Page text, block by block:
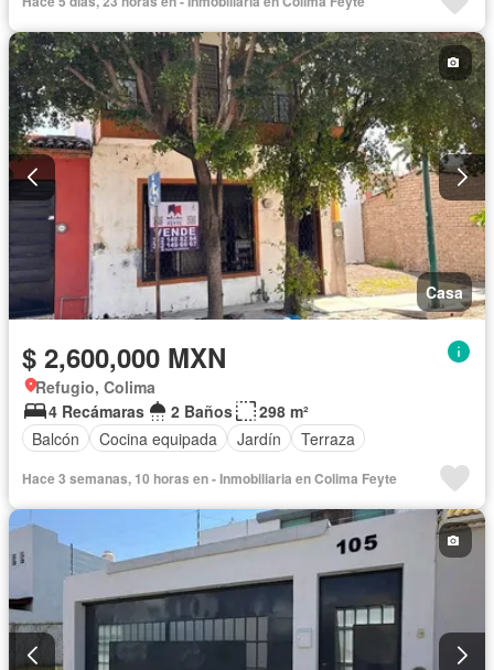
Casa
$ 2,600,000 MXN
Refugio, Colima
4 Recámaras
2 Baños
298 m²
Balcón
Cocina equipada Jardín Terraza
Hace 3 semanas, 10 horas en - Inmobiliaria en Colima Feyte